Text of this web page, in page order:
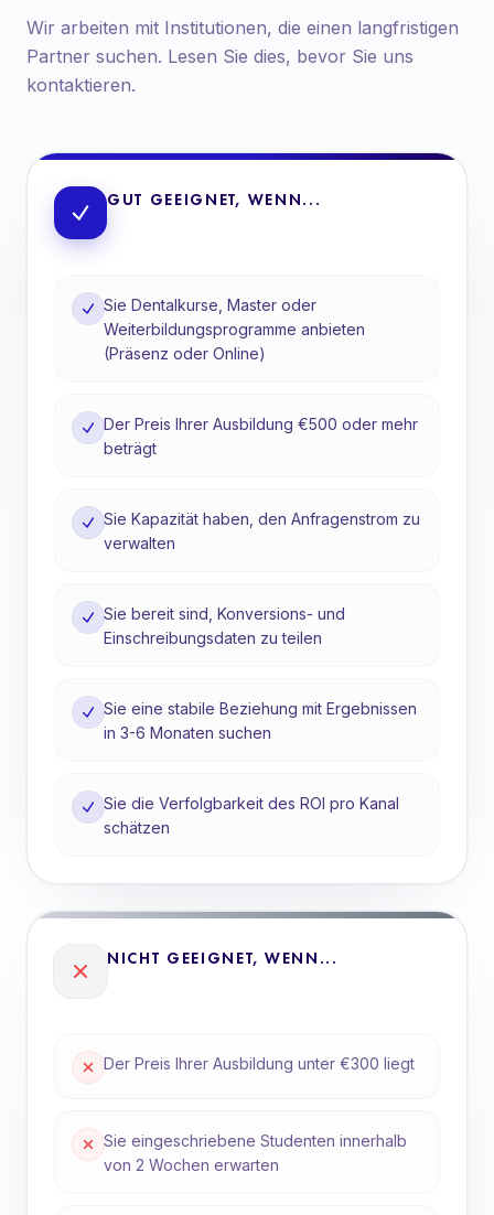
Wir arbeiten mit Institutionen, die einen langfristigen
Partner suchen. Lesen Sie dies, bevor Sie uns
kontaktieren.
GUT GEEIGNET, WENN...
Sie Dentalkurse, Master oder
Weiterbildungsprogramme anbieten
(Präsenz oder Online)
Der Preis Ihrer Ausbildung €500 oder mehr
beträgt
Sie Kapazität haben, den Anfragenstrom zu
verwalten
Sie bereit sind, Konversions- und
Einschreibungsdaten zu teilen
Sie eine stabile Beziehung mit Ergebnissen
in 3-6 Monaten suchen
Sie die Verfolgbarkeit des ROI pro Kanal
schätzen
NICHT GEEIGNET, WENN...
Der Preis Ihrer Ausbildung unter €300 liegt
Sie eingeschriebene Studenten innerhalb
von 2 Wochen erwarten